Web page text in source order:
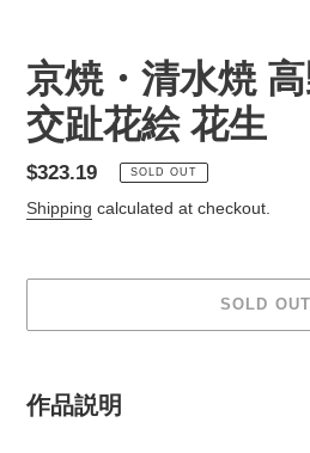
京焼・清水焼
交趾花絵 花生
Regular
price
$323.19 SOLD OUT
Shipping calculated at checkout.
SOLD OUT
product
to
作品説明